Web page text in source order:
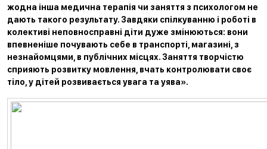
жодна інша медична терапія чи заняття з психологом не
дають такого результату. Завдяки спілкуванню і роботі в
колективі неповносправні діти дуже змінюються: вони
впевненіше почувають себе в транспорті, магазині, з
незнайомцями, в публічних місцях. Заняття творчістю
сприяють розвитку мовлення, вчать контролювати своє
тіло, у дітей розвивається увага та уява».